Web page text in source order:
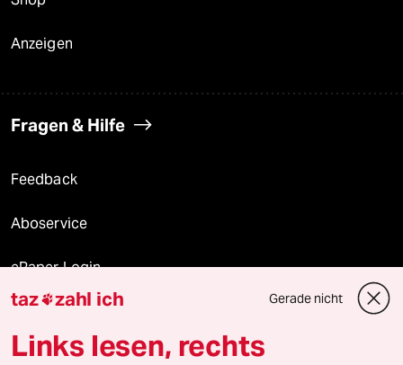
Anzeigen
Fragen & Hilfe
Feedback
Aboservice
ePaper Login
Downloads für Abonnierende
taz zahl ich Gerade nicht
Links lesen, rechts